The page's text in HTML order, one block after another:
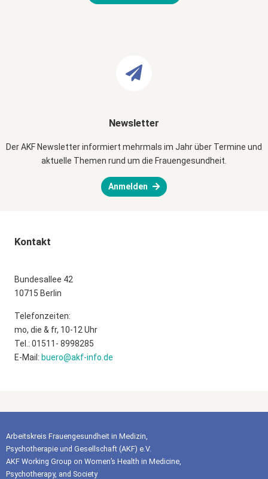
Newsletter
Der AKF Newsletter informiert mehrmals im Jahr über Termine und
aktuelle Themen rund um die Frauengesundheit.
Anmelden
Kontakt
Bundesallee 42
10715 Berlin
Telefonzeiten:
mo, die & fr, 10-12 Uhr
Tel.: 01511- 8998285
E-Mail: buero@akf-info.de
Arbeitskreis Frauengesundheit in Medizin,
Psychotherapie und Gesellschaft (AKF) e.V.
AKF Working Group on Women’s Health in Medicine,
Psychotherapy, and Society